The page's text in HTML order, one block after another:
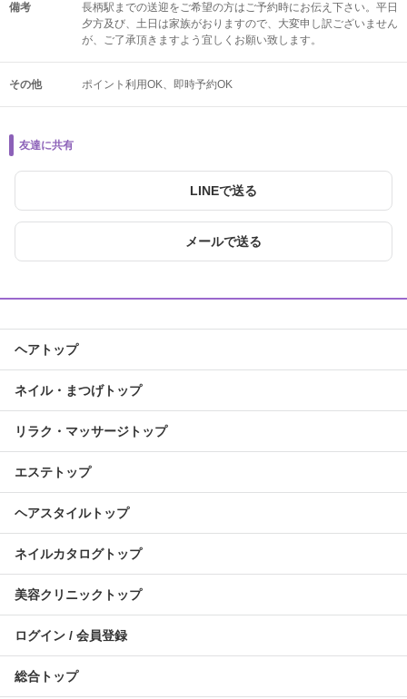
備考
長柄駅までの送迎をご希望の方はご予約時にお伝え下さい。平日
夕方及び、土日は家族がおりますので、大変申し訳ございません
が、ご了承頂きますよう宜しくお願い致します。
その他 ポイント利用OK 即時予約OK
友達に共有
LINEで送る
メールで送る
ヘアトップ
ネイル・まつげトップ
リラク・マッサージトップ
エステトップ
ヘアスタイルトップ
ネイルカタログトップ
美容クリニックトップ
ログイン / 会員登録
総合トップ